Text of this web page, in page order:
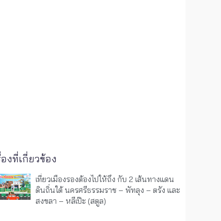
องที่เกี่ยวข้อง
เที่ยวเมืองรองต้องไปให้ถึง กับ 2 เส้นทางแดน
ดินถิ่นใต้ นครศรีธรรมราช – พัทลุง – ตรัง และ
สงขลา – หลีเป๊ะ (สตูล)